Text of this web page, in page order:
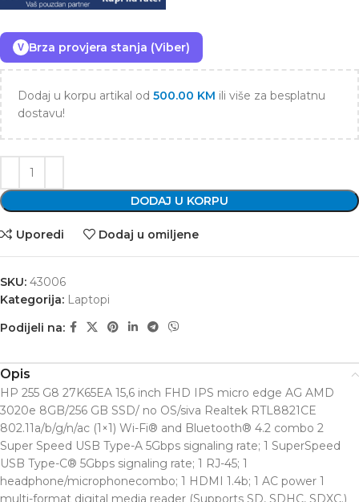
V Brza provjera stanja (Viber)
Dodaj u korpu artikal od 500.00 KM ili više za besplatnu
dostavu!
DODAJ U KORPU
Uporedi Dodaj u omiljene
SKU: 43006
Kategorija: Laptopi
Podijeli na:
Opis
HP 255 G8 27K65EA 15,6 inch FHD IPS micro edge AG AMD
3020e 8GB/256 GB SSD/ no OS/siva Realtek RTL8821CE
802.11a/b/g/n/ac (1×1) Wi-Fi® and Bluetooth® 4.2 combo 2
Super Speed USB Type-A 5Gbps signaling rate; 1 SuperSpeed
USB Type-C® 5Gbps signaling rate; 1 RJ-45; 1
headphone/microphonecombo; 1 HDMI 1.4b; 1 AC power 1
multi-format digital media reader (Supports SD, SDHC, SDXC.)